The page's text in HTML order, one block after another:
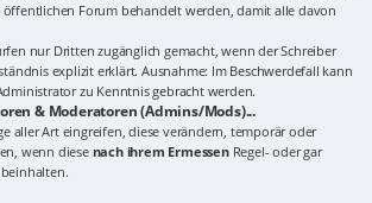
Forum behandelt werden, damit alle davon
nur Dritten zugänglich gemacht, wenn der Schreiber
explizit erklärt. Ausnahme: Im Beschwerdefall kann
zu Kenntnis gebracht werden.
& Moderatoren (Admins/Mods)...
aller Art eingreifen, diese verändern, temporär oder
wenn diesenach ihrem ErmessenRegel- oder gar